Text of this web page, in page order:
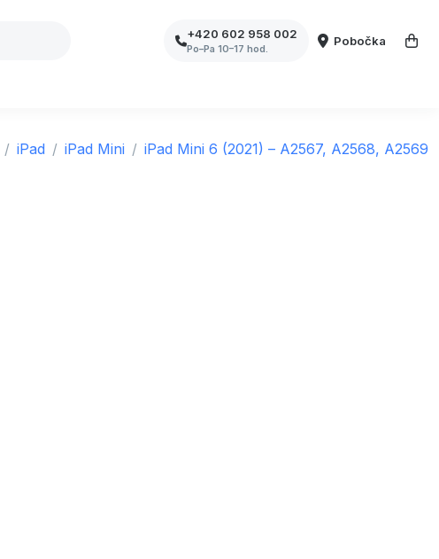
+420 602 958 002
Po–Pa 10–17 hod.
Pobočka
iPad iPad Mini iPad Mini 6 (2021) – A2567, A2568, A2569